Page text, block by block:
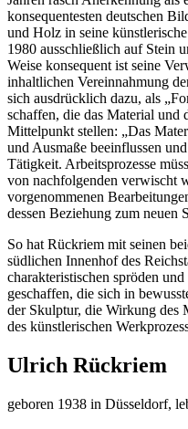
konsequentesten deutschen
und Holz in seine
1980 ausschließlich auf Stein
Weise konsequent ist seine
inhaltlichen Vereinnahmung
sich ausdrücklich dazu, als
schaffen, die das Material und
Mittelpunkt stellen: „Das
und Ausmaße beeinflussen
Tätigkeit. Arbeitsprozesse
von nachfolgenden verwischt
vorgenommenen
dessen Beziehung zum neuen
So hat Rückriem mit seinen
südlichen Innenhof des
charakteristischen spröden
geschaffen, die sich in
der Skulptur, die Wirkung des
des künstlerischen
Ulrich Rückriem
geboren 1938 in Düsseldorf,